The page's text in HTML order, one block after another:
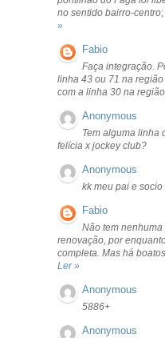
no sentido bairro-
»
Fabio
Faça integração.
linha 43 ou 71 na
com a linha 30 na
Anonymous
Tem alguma linha
felícia x jockey club?
Anonymous
kk meu pai e
Fabio
Não tem
renovação, por
completa. Mas há
Ler »
Anonymous
5886+
Anonymous